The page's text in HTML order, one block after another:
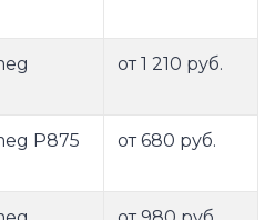
от 1 210 руб.
P875
от 680 руб.